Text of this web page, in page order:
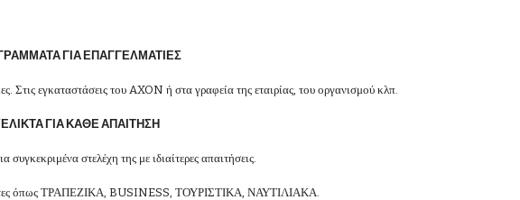
ΓΙΑ ΕΠΑΓΓΕΛΜΑΤΙΕΣ
Στις εγκαταστάσεις του AXON ή στα γραφεία της εταιρίας, του οργανισμού κλπ.
ΓΙΑ ΚΑΘΕ ΑΠΑΙΤΗΣΗ
συγκεκριμένα στελέχη της με ιδιαίτερες απαιτήσεις.
όπως ΤΡΑΠΕΖΙΚΑ, BUSINESS, ΤΟΥΡΙΣΤΙΚΑ, ΝΑΥΤΙΛΙΑΚΑ.